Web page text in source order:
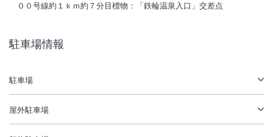
温泉
駐車場あり
施設からのお知らせ
6階展望浴場「天空の森」緊急工事に関して
6階展望浴場「天空の森」の緊急工事を8月1日（土）より8月8日（土）
まで行います。 8月9日（日）宿泊のお客様よりご利用が可能です。
尚、1階大浴場は通常通りご利用いただけますのでそちらをご利用くだ
００号線約１ｋｍ約７分目標物：「鉄輪温泉入口」交差点
駐車場情報
駐車場
屋外駐車場